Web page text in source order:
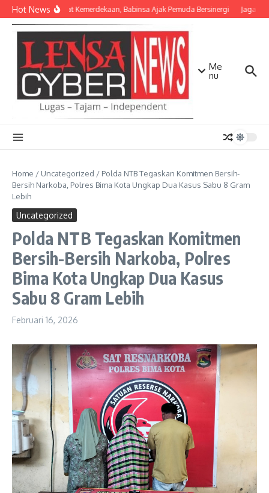
Lewati ke konten
Hot NewsSemangat Kemerdekaan, Babinsa Ajak Pemuda Bersinergi Jaga
Me
nu
Home / Uncategorized / Polda NTB Tegaskan Komitmen Bersih-
Bersih Narkoba, Polres Bima Kota Ungkap Dua Kasus Sabu 8 Gram
Lebih
Uncategorized
Polda NTB Tegaskan Komitmen
Bersih-Bersih Narkoba, Polres
Bima Kota Ungkap Dua Kasus
Sabu 8 Gram Lebih
Februari 16, 2026